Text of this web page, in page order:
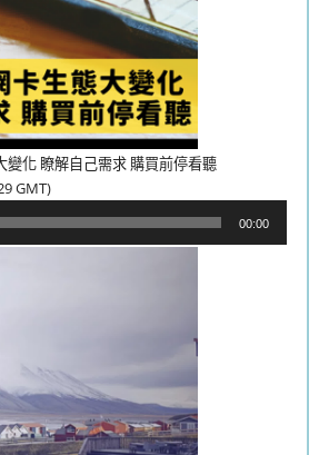
變化 瞭解自己需求 購買前停看聽
GMT)
00:00